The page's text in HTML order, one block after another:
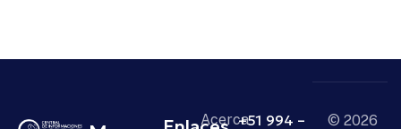
Acerca+51 994 – © 2026